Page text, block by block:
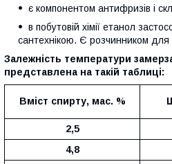
є компонентом антифризів і
в побутовій хімії етанол
сантехнікою. Є розчинником для
Залежність температури
представлена на такій таблиці:
Вміст спирту, мас. %
2,5
4,8